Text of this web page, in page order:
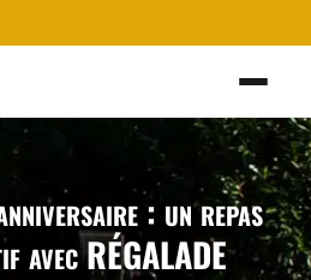
: un repas
avec RÉGALADE